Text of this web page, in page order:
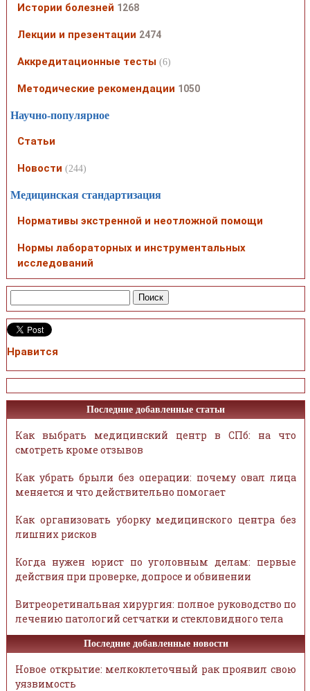
Истории болезней 1268
Лекции и презентации 2474
Аккредитационные тесты (6)
Методические рекомендации 1050
Научно-популярное
Статьи
Новости (244)
Медицинская стандартизация
Нормативы экстренной и неотложной помощи
Нормы лабораторных и инструментальных
исследований
Нравится
Последние добавленные статьи
Как выбрать медицинский центр в СПб: на что
смотреть кроме отзывов
Как убрать брыли без операции: почему овал лица
меняется и что действительно помогает
Как организовать уборку медицинского центра без
лишних рисков
Когда нужен юрист по уголовным делам: первые
действия при проверке, допросе и обвинении
Витреоретинальная хирургия: полное руководство по
лечению патологий сетчатки и стекловидного тела
Последние добавленные новости
Новое открытие: мелкоклеточный рак проявил свою
уязвимость